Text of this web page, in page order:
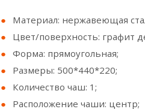
Материал: нержавеющая
Цвет/поверхность: графит
Форма: прямоугольная;
Размеры: 500*440*220;
Количество чаш: 1;
Расположение чаши: центр;